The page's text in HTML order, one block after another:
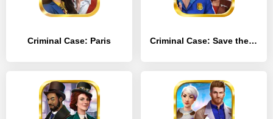
Criminal Case: Paris Criminal Case: Save the World!